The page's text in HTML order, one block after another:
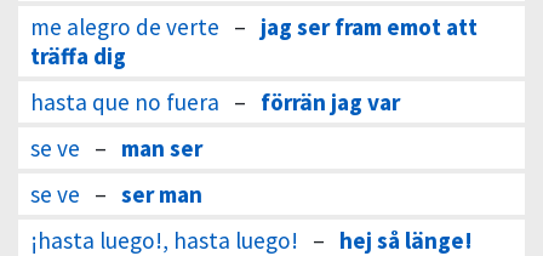
me alegro de verte – jag ser fram emot att
träffa dig
hasta que no fuera – förrän jag var
se ve – man ser
se ve – ser man
¡hasta luego!, hasta luego! – hej så länge!